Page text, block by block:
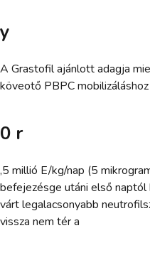
y
A Grastofil ajánlott adagja
köveotő PBPC mobilizáláshoz
0 r
,5 millió E/kg/nap (5
befejezésge utáni első naptól
várt legalacsonyabb
vissza nem tér a